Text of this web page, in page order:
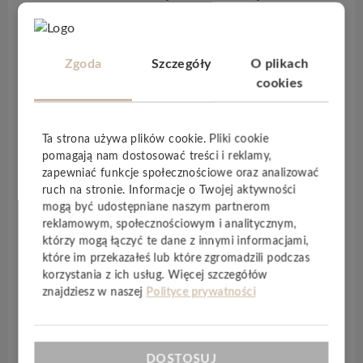
sprawiają, że podłoga doskonale wpisuje się w
nadając wnętrzom elegancki, architektoniczny
czterostronnie malowane fugipodkreślają
krawędzie każdejpłytki, wzmacniając efekt
autentyczności i głębi. Realistyczne dekory
wiernie odwzorowująstrukturębetonu,
tworząc spójną i nowoczesną powierzchnię.
Dodatkowym atutem kolekcji jestzintegrowany
podkład korkowyo grubości1 mm, który
zwiększa komfort użytkowania, poprawia
akustykę pomieszczenia oraz wpływa na trwałość
bardziej funkcjonalna.
Zgoda Szczegóły
O plikach
cookies
Ta strona używa plików cookie. Pliki cookie
pomagają nam dostosować treści i reklamy,
zapewniać funkcje społecznościowe oraz analizować
ruch na stronie. Informacje o Twojej aktywności
mogą być udostępniane naszym partnerom
reklamowym, społecznościowym i analitycznym,
którzy mogą łączyć te dane z innymi informacjami,
które im przekazałeś lub które zgromadzili podczas
korzystania z ich usług. Więcej szczegółów
znajdziesz w naszej Polityce prywatności
DOSTOSUJ